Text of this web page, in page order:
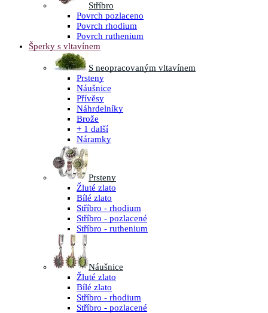
Stříbro
Povrch pozlaceno
Povrch rhodium
Povrch ruthenium
Šperky s vltavínem
S neopracovaným vltavínem
Prsteny
Náušnice
Přívěsy
Náhrdelníky
Brože
+ 1 další
Náramky
Prsteny
Žluté zlato
Bílé zlato
Stříbro - rhodium
Stříbro - pozlacené
Stříbro - ruthenium
Náušnice
Žluté zlato
Bílé zlato
Stříbro - rhodium
Stříbro - pozlacené